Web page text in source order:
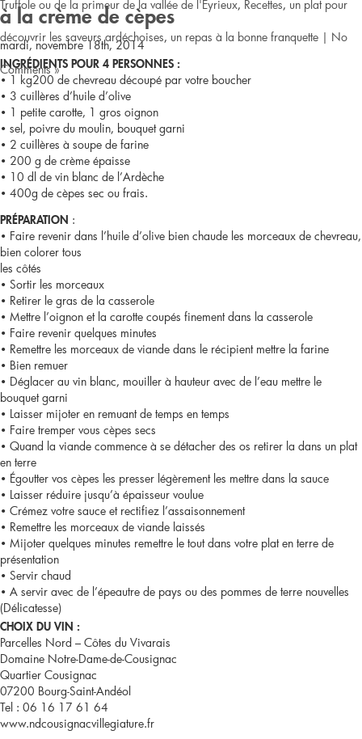
Truffole ou de la primeur de la vallée de l'Eyrieux, Recettes, un plat pour
découvrir les saveurs ardéchoises, un repas à la bonne franquette | No
Comments »
à la crème de cèpes
mardi, novembre 18th, 2014
INGRÉDIENTS POUR 4 PERSONNES :
• 1 kg200 de chevreau découpé par votre boucher
• 3 cuillères d’huile d’olive
• 1 petite carotte, 1 gros oignon
• sel, poivre du moulin, bouquet garni
• 2 cuillères à soupe de farine
• 200 g de crème épaisse
• 10 dl de vin blanc de l’Ardèche
• 400g de cèpes sec ou frais.
PRÉPARATION
:
• Faire revenir dans l’huile d’olive bien chaude les morceaux de chevreau,
bien colorer tous
les côtés
• Sortir les morceaux
• Retirer le gras de la casserole
• Mettre l’oignon et la carotte coupés finement dans la casserole
• Faire revenir quelques minutes
• Remettre les morceaux de viande dans le récipient mettre la farine
• Bien remuer
• Déglacer au vin blanc, mouiller à hauteur avec de l’eau mettre le
bouquet garni
• Laisser mijoter en remuant de temps en temps
• Faire tremper vous cèpes secs
• Quand la viande commence à se détacher des os retirer la dans un plat
en terre
• Égoutter vos cèpes les presser légèrement les mettre dans la sauce
• Laisser réduire jusqu’à épaisseur voulue
• Crémez votre sauce et rectifiez l’assaisonnement
• Remettre les morceaux de viande laissés
• Mijoter quelques minutes remettre le tout dans votre plat en terre de
présentation
• Servir chaud
• A servir avec de l’épeautre de pays ou des pommes de terre nouvelles
(Délicatesse)
CHOIX DU VIN :
Parcelles Nord – Côtes du Vivarais
Domaine Notre-Dame-de-Cousignac
Quartier Cousignac
07200 Bourg-Saint-Andéol
Tel : 06 16 17 61 64
www.ndcousignacvillegiature.fr